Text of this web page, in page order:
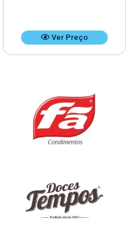
Ver Preço